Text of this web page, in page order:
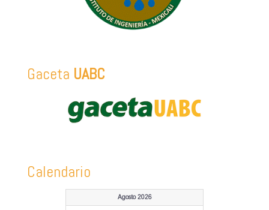
Gaceta UABC
Calendario
Agosto 2026